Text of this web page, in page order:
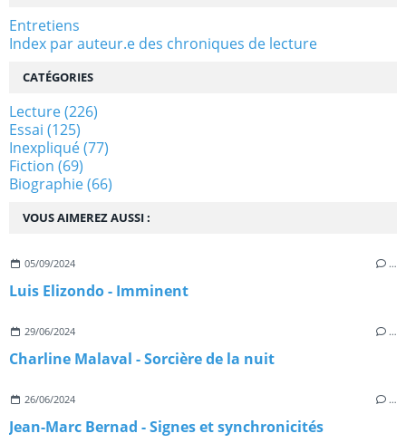
VOUS AIMEREZ AUSSI :
05/09/2024 …
Luis Elizondo - Imminent
29/06/2024 …
Charline Malaval - Sorcière de la nuit
26/06/2024 …
Jean-Marc Bernad - Signes et synchronicités
Entretiens
Index par auteur.e des chroniques de lecture
CATÉGORIES
Lecture(226)
Essai (125)
Inexpliqué(77)
Fiction (69)
Biographie(66)